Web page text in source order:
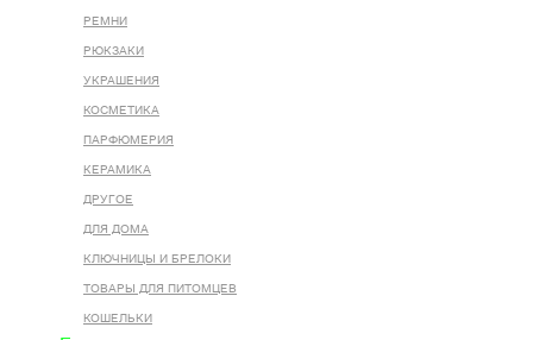
РЕМНИ
РЮКЗАКИ
УКРАШЕНИЯ
КОСМЕТИКА
ПАРФЮМЕРИЯ
КЕРАМИКА
ДРУГОЕ
ДЛЯ ДОМА
КЛЮЧНИЦЫ И БРЕЛОКИ
ТОВАРЫ ДЛЯ ПИТОМЦЕВ
КОШЕЛЬКИ